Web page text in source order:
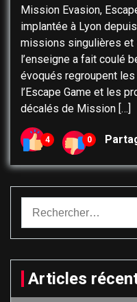
Mission Evasion,
implantée à Lyon
missions singulières et
l’enseigne a fait coulé
évoqués regroupent
l’Escape Game et les
décalés de Mission […]
4 0
Articles